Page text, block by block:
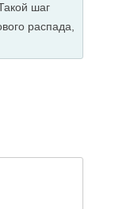
шаг
распада,